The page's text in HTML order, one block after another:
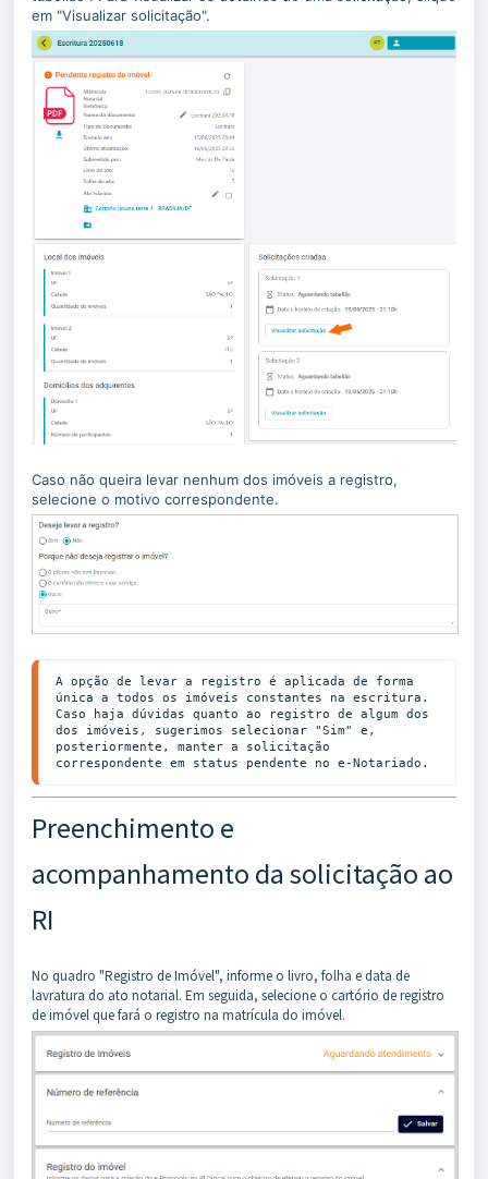
em "Visualizar solicitação".
Caso não queira levar nenhum dos imóveis a registro,
selecione o motivo correspondente.
A opção de levar a registro é aplicada de forma
única a todos os imóveis constantes na escritura.
Caso haja dúvidas quanto ao registro de algum dos
dos imóveis, sugerimos selecionar "Sim" e,
posteriormente, manter a solicitação
correspondente em status pendente no e-Notariado.
Preenchimento e
acompanhamento da solicitação ao
RI
No quadro "Registro de Imóvel", informe o livro, folha e data de
lavratura do ato notarial. Em seguida, selecione o cartório de registro
de imóvel que fará o registro na matrícula do imóvel.